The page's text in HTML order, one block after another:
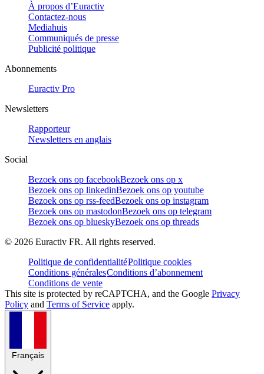
À propos d’Euractiv
Contactez-nous
Mediahuis
Communiqués de presse
Publicité politique
Abonnements
Euractiv Pro
Newsletters
Rapporteur
Newsletters en anglais
Social
Bezoek ons op facebookBezoek ons op x
Bezoek ons op linkedinBezoek ons op youtube
Bezoek ons op rss-feedBezoek ons op instagram
Bezoek ons op mastodonBezoek ons op telegram
Bezoek ons op blueskyBezoek ons op threads
© 2026 Euractiv FR. All rights reserved.
Politique de confidentialitéPolitique cookies
Conditions généralesConditions d’abonnement
Conditions de vente
This site is protected by reCAPTCHA, and the Google Privacy
Policy and Terms of Service apply.
Français